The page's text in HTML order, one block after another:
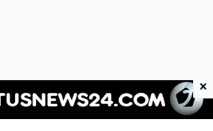
News 24
×